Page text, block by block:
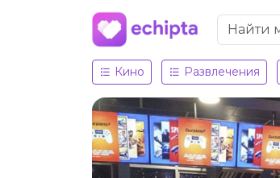
Кино Развлечения